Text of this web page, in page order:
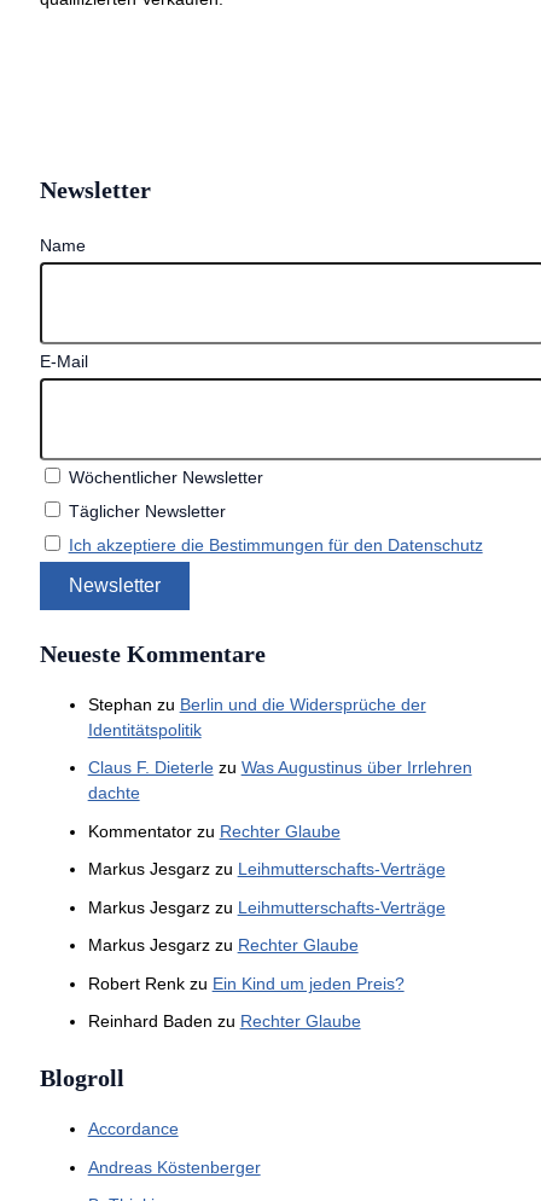
Newsletter
Name
E-Mail
Wöchentlicher Newsletter
Täglicher Newsletter
Ich akzeptiere die Bestimmungen für den Datenschutz
Neueste Kommentare
Stephan zu Berlin und die Widersprüche der
Identitätspolitik
Claus F. Dieterlezu Was Augustinus über Irrlehren
dachte
Kommentatorzu Rechter Glaube
Markus Jesgarzzu Leihmutterschafts-Verträge
Markus Jesgarzzu Leihmutterschafts-Verträge
Markus Jesgarzzu Rechter Glaube
Robert Renkzu Ein Kind um jeden Preis?
Reinhard Baden zu Rechter Glaube
Blogroll
Accordance
Andreas Köstenberger